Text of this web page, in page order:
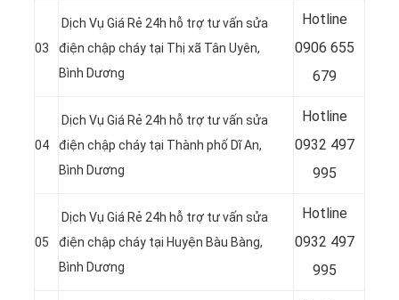
03
Dịch Vụ Giá Rẻ 24h hỗ trợ tư vấn sửa
điện chập cháy tại Thị xã Tân Uyên,
Bình Dương
Hotline
0906 655
679
04
Dịch Vụ Giá Rẻ 24h hỗ trợ tư vấn sửa
điện chập cháy tại Thành phố Dĩ An,
Bình Dương
Hotline
0932 497
995
05
Dịch Vụ Giá Rẻ 24h hỗ trợ tư vấn sửa
điện chập cháy tại Huyện Bàu Bàng,
Bình Dương
Hotline
0932 497
995